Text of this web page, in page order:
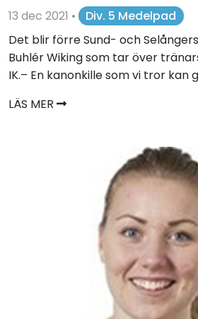
13 dec 2021 •
Div. 5 Medelpad
Det blir förre Sund- och
Buhlér Wiking som tar över
IK.– En kanonkille som vi tror kan
LÄS MER